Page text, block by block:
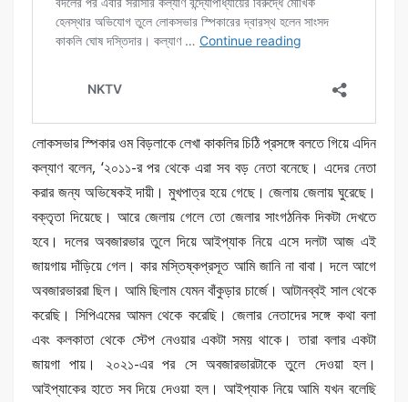
লোকসভার স্পিকার ওম বিড়লাকে লেখা কাকলির চিঠি প্রসঙ্গে বলতে গিয়ে এদিন
কল্যাণ বলেন, ‘২০১১-র পর থেকে এরা সব বড় নেতা বনেছে। এদের নেতা
করার জন্য অভিষেকই দায়ী। মুখপাত্র হয়ে গেছে। জেলায় জেলায় ঘুরেছে।
বক্তৃতা দিয়েছে। আরে জেলায় গেলে তো জেলার সাংগঠনিক দিকটা দেখতে
হবে। দলের অবজারভার তুলে দিয়ে আইপ্যাক নিয়ে এসে দলটা আজ এই
জায়গায় দাঁড়িয়ে গেল। কার মস্তিষ্কপ্রসূত আমি জানি না বাবা। দলে আগে
অবজারভাররা ছিল। আমি ছিলাম যেমন বাঁকুড়ার চার্জে। আটানব্বই সাল থেকে
করেছি। সিপিএমের আমল থেকে করেছি। জেলার নেতাদের সঙ্গে কথা বলা
এবং কলকাতা থেকে স্টেপ নেওয়ার একটা সময় থাকে। তারা বলার একটা
জায়গা পায়। ২০২১-এর পর সে অবজারভারটাকে তুলে দেওয়া হল।
আইপ্যাকের হাতে সব দিয়ে দেওয়া হল। আইপ্যাক নিয়ে আমি যখন বলেছি